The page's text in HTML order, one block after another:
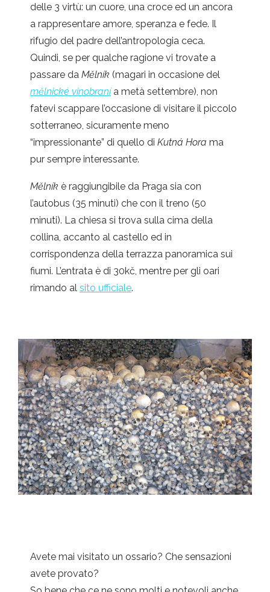
delle 3 virtù: un cuore, una croce ed un ancora
a rappresentare amore, speranza e fede. Il
rifugio del padre dell’antropologia ceca.
Quindi, se per qualche ragione vi trovate a
passare da Mělník (magari in occasione del
mělnické vinobranía metà settembre), non
fatevi scappare l’occasione di visitare il piccolo
sotterraneo, sicuramente meno
“impressionante” di quello di Kutná Hora ma
pur sempre interessante.
Mělník è raggiungibile da Praga sia con
l’autobus (35 minuti) che con il treno (50
minuti). La chiesa si trova sulla cima della
collina, accanto al castello ed in
corrispondenza della terrazza panoramica sui
fiumi. L’entrata è di 30kč, mentre per gli oari
rimando al sito ufficiale.
Avete mai visitato un ossario? Che sensazioni
avete provato?